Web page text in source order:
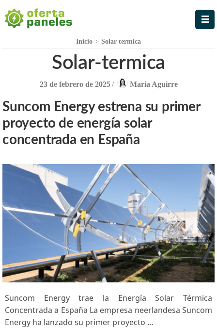
Oferta Paneles
La Mejor Oferta en Paneles
Solares
Inicio > Solar-termica
Solar-termica
23 de febrero de 2025 / Maria Aguirre
Suncom Energy estrena su primer
proyecto de energía solar
concentrada en España
Suncom⁢ Energy trae la Energía Solar Térmica
Concentrada a España La empresa neerlandesa Suncom
Energy ha⁣ lanzado su ⁢primer proyecto …